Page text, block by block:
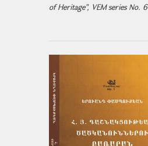
of Heritage", VEM series No. 6